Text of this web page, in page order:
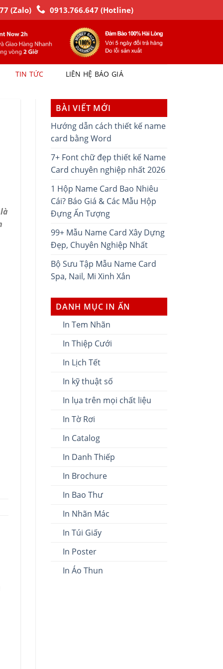
(Zalo) 0913.766.647 (Hotline)
TIN TỨC LIÊN HỆ BÁO GIÁ
BÀI VIẾT MỚI
Hướng dẫn cách thiết kế name
card bằng Word
7+ Font chữ đẹp thiết kế Name
Card chuyên nghiệp nhất 2026
1 Hộp Name Card Bao Nhiêu
Cái? Báo Giá & Các Mẫu Hộp
Đựng Ấn Tượng
99+ Mẫu Name Card Xây Dựng
Đẹp, Chuyên Nghiệp Nhất
Bộ Sưu Tập Mẫu Name Card
Spa, Nail, Mi Xinh Xắn
DANH MỤC IN ẤN
In Tem Nhãn
In Thiệp Cưới
In Lịch Tết
In kỹ thuật số
In lụa trên mọi chất liệu
In Tờ Rơi
In Catalog
In Danh Thiếp
In Brochure
In Bao Thư
In Nhãn Mác
In Túi Giấy
In Poster
In Áo Thun